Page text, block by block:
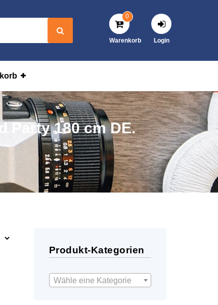
0
Warenkorb Login
Party 180 cm DE.
Produkt-Kategorien
Wähle eine Kategorie